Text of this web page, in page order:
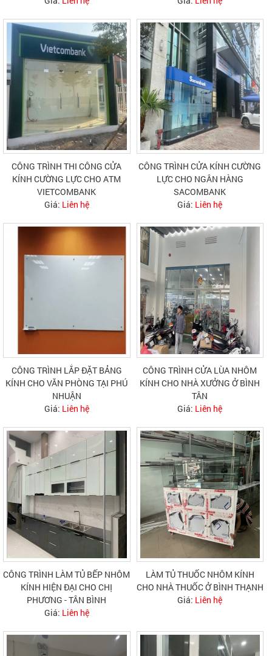
CÔNG TRÌNH THI CÔNG CỬA
KÍNH CƯỜNG LỰC CHO ATM
VIETCOMBANK
Giá: Liên hệ
CÔNG TRÌNH CỬA KÍNH CƯỜNG
LỰC CHO NGÂN HÀNG
SACOMBANK
Giá: Liên hệ
CÔNG TRÌNH LẮP ĐẶT BẢNG
KÍNH CHO VĂN PHÒNG TẠI PHÚ
NHUẬN
Giá: Liên hệ
CÔNG TRÌNH CỬA LÙA NHÔM
KÍNH CHO NHÀ XƯỞNG Ở BÌNH
TÂN
Giá: Liên hệ
CÔNG TRÌNH LÀM TỦ BẾP NHÔM
KÍNH HIỆN ĐẠI CHO CHỊ
PHƯƠNG - TÂN BÌNH
Giá: Liên hệ
LÀM TỦ THUỐC NHÔM KÍNH
CHO NHÀ THUỐC Ở BÌNH THẠNH
Giá: Liên hệ